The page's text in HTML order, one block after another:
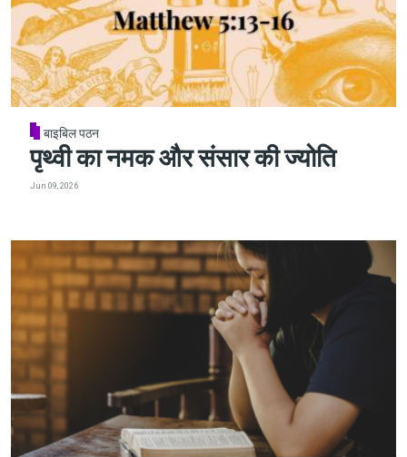
बाइबिल पठन
पृथ्वी का नमक और संसार की ज्योति
Jun 09, 2026